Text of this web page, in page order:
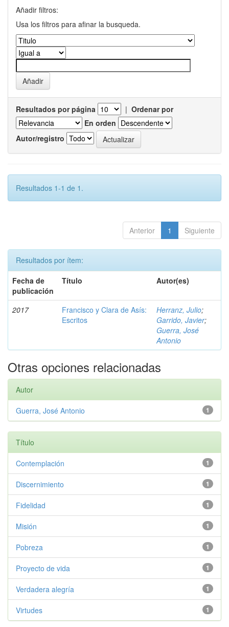
Añadir filtros:
Usa los filtros para afinar la busqueda.
Resultados por página | Ordenar por
En orden
Autor/registro
Resultados 1-1 de 1.
Anterior 1 Siguiente
Resultados por ítem:
Fecha de
publicación
Título Autor(es)
2017
Francisco y Clara de Asís:
Escritos
Herranz, Julio;
Garrido, Javier;
Guerra, José
Antonio
Otras opciones relacionadas
Autor
1
Guerra, José Antonio
Título
1
Contemplación
1
Discernimiento
1
Fidelidad
1
Misión
1
Pobreza
1
Proyecto de vida
1
Verdadera alegría
1
Virtudes